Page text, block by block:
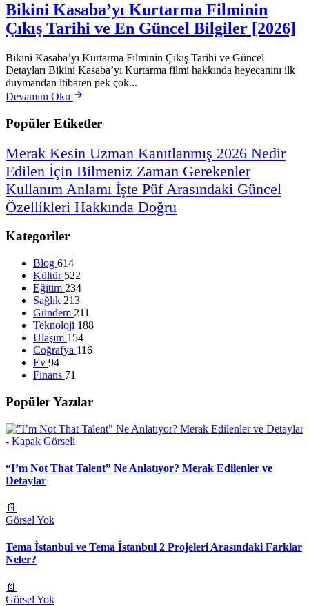
Bikini Kasaba’yı Kurtarma Filminin
Çıkış Tarihi ve En Güncel Bilgiler [2026]
Bikini Kasaba’yı Kurtarma Filminin Çıkış Tarihi ve Güncel
Detayları Bikini Kasaba’yı Kurtarma filmi hakkında heyecanını ilk
duymandan itibaren pek çok...
Devamını Oku
Popüler Etiketler
Merak Kesin Uzman Kanıtlanmış 2026 Nedir
Edilen İçin Bilmeniz Zaman Gerekenler
Kullanım Anlamı İşte Püf Arasındaki Güncel
Özellikleri Hakkında Doğru
Kategoriler
Blog 614
Kültür 522
Eğitim 234
Sağlık 213
Gündem 211
Teknoloji 188
Ulaşım 154
Coğrafya 116
Ev 94
Finans 71
Popüler Yazılar
“I’m Not That Talent” Ne Anlatıyor? Merak Edilenler ve
Detaylar
📄
Görsel Yok
Tema İstanbul ve Tema İstanbul 2 Projeleri Arasındaki Farklar
Neler?
📄
Görsel Yok